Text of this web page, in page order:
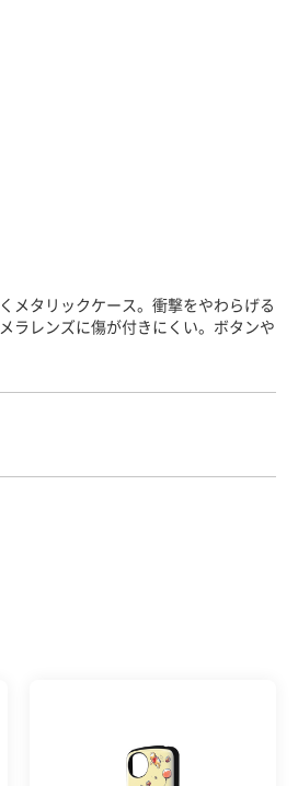
メタリックケース。衝撃をやわらげる
ラレンズに傷が付きにくい。ボタンや